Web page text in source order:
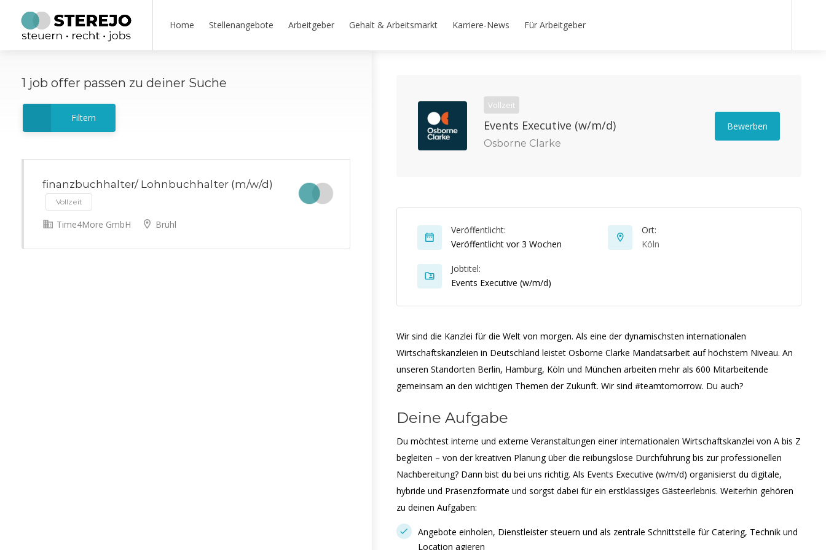
Home Stellenangebote Arbeitgeber Gehalt & Arbeitsmarkt Karriere-News Für Arbeitgeber
1 job offer passen zu deiner Suche
Filtern
finanzbuchhalter/ Lohnbuchhalter (m/w/d)
Vollzeit
Time4More GmbH Brühl
Vollzeit
Events Executive (w/m/d)
Osborne Clarke
Bewerben
Veröffentlicht:
Veröffentlicht vor 3 Wochen
Ort:
Köln
Jobtitel:
Events Executive (w/m/d)
Wir sind die Kanzlei für die Welt von morgen. Als eine der dynamischsten internationalen
Wirtschaftskanzleien in Deutschland leistet Osborne Clarke Mandatsarbeit auf höchstem Niveau. An
unseren Standorten Berlin, Hamburg, Köln und München arbeiten mehr als 600 Mitarbeitende
gemeinsam an den wichtigen Themen der Zukunft. Wir sind #teamtomorrow. Du auch?
Deine Aufgabe
Du möchtest interne und externe Veranstaltungen einer internationalen Wirtschaftskanzlei von A bis Z
begleiten – von der kreativen Planung über die reibungslose Durchführung bis zur professionellen
Nachbereitung? Dann bist du bei uns richtig. Als Events Executive (w/m/d) organisierst du digitale,
hybride und Präsenzformate und sorgst dabei für ein erstklassiges Gästeerlebnis. Weiterhin gehören
zu deinen Aufgaben:
Angebote einholen, Dienstleister steuern und als zentrale Schnittstelle für Catering, Technik und
Location agieren